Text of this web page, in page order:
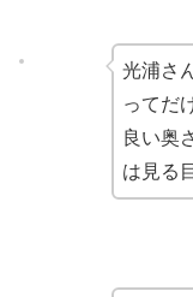
光浦さ
ってだ
良い奥
は見る